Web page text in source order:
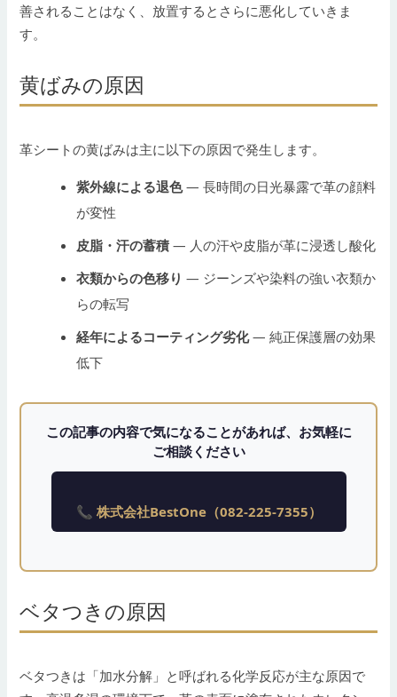
善されることはなく、放置するとさらに悪化していきま
す。
黄ばみの原因
革シートの黄ばみは主に以下の原因で発生します。
紫外線による退色— 長時間の日光暴露で革の顔料
が変性
皮脂・汗の蓄積 — 人の汗や皮脂が革に浸透し酸化
衣類からの色移り — ジーンズや染料の強い衣類か
らの転写
経年によるコーティング劣化— 純正保護層の効果
低下
この記事の内容で気になることがあれば、お気軽に
ご相談ください
📞 株式会社BestOne（082-225-7355）
ベタつきの原因
ベタつきは「加水分解」と呼ばれる化学反応が主な原因で